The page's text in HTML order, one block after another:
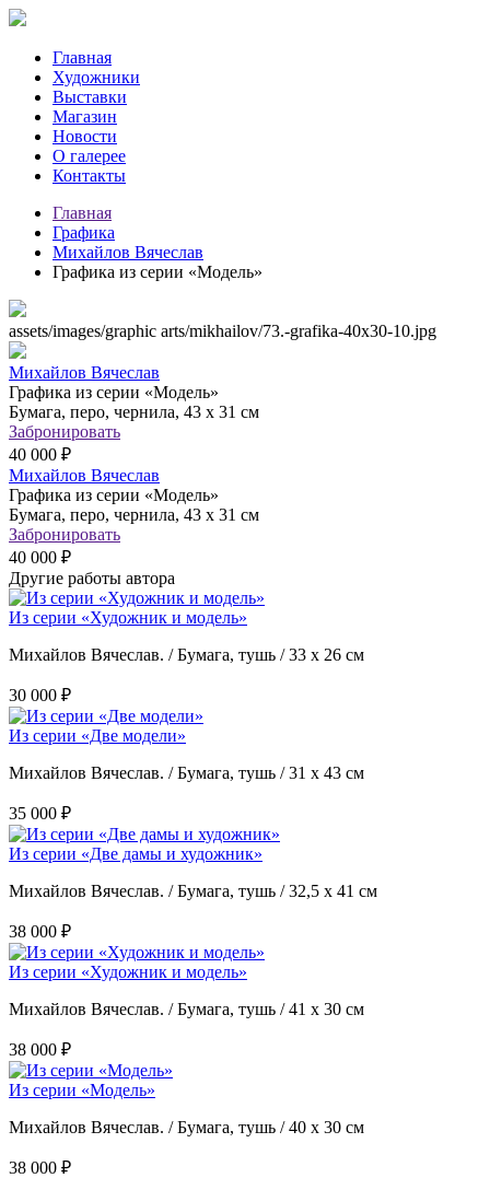
Главная
Художники
Выставки
Магазин
Новости
О галерее
Контакты
Главная
Графика
Михайлов Вячеслав
Графика из серии «Модель»
assets/images/graphic arts/mikhailov/73.-grafika-40x30-10.jpg
Михайлов Вячеслав
Графика из серии «Модель»
Бумага, перо, чернила, 43 х 31 см
Забронировать
40 000 ₽
Михайлов Вячеслав
Графика из серии «Модель»
Бумага, перо, чернила, 43 х 31 см
Забронировать
40 000 ₽
Другие работы автора
Из серии «Художник и модель»
Михайлов Вячеслав. / Бумага, тушь / 33 х 26 см
30 000 ₽
Из серии «Две модели»
Михайлов Вячеслав. / Бумага, тушь / 31 х 43 см
35 000 ₽
Из серии «Две дамы и художник»
Михайлов Вячеслав. / Бумага, тушь / 32,5 х 41 см
38 000 ₽
Из серии «Художник и модель»
Михайлов Вячеслав. / Бумага, тушь / 41 х 30 см
38 000 ₽
Из серии «Модель»
Михайлов Вячеслав. / Бумага, тушь / 40 х 30 см
38 000 ₽